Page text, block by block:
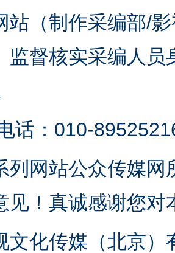
站（制作采编部/
监督核实采编人员
话：010-
列网站公众传媒
见！真诚感谢您
文化传媒（北京）
象丛生
生